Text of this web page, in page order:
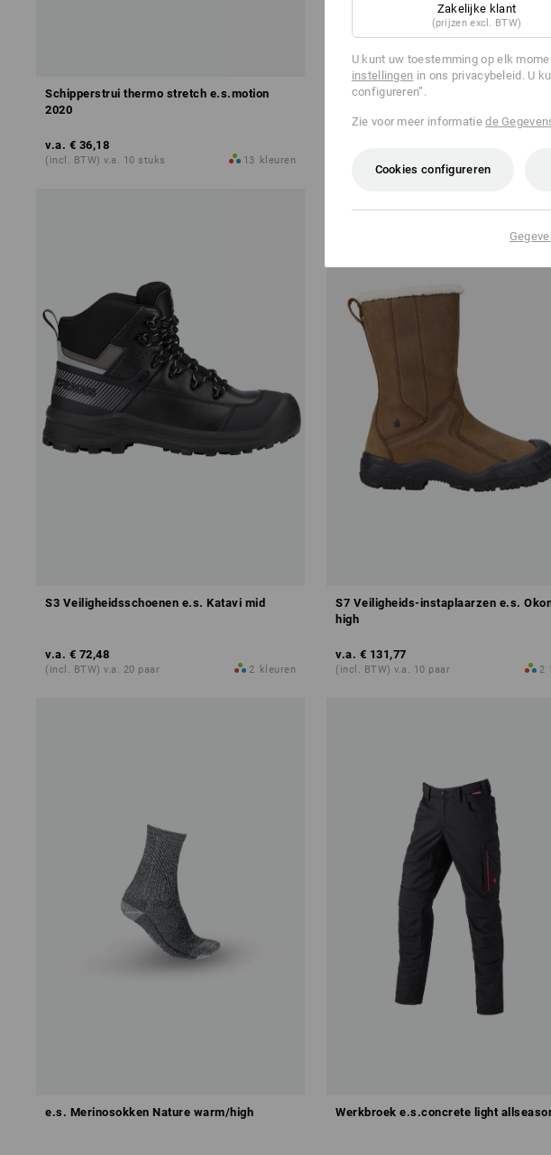
Schipperstrui thermo stretch e.s.motion
2020
v.a. € 36,18
(incl. BTW) v.a. 10 stuks 13 kleuren
S5 Veiligheidslaarzen e.s. Lenus
S3 Veiligheidsschoenen e.s. Katavi mid
v.a. € 72,48
(incl. BTW) v.a. 20 paar 2 kleuren
S7 Veiligheids-instaplaarzen e.s.
high
v.a. € 131,77
(incl. BTW) v.a. 10 paar 2
e.s. Merinosokken Nature warm/high Werkbroek e.s.concrete light
Zakelijke klant
(prijzen excl. BTW)
U kunt uw toestemming op elk
instellingen in ons privacybeleid. U
configureren”.
Zie voor meer informatiede
Cookies configureren